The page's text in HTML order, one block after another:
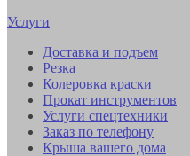
Услуги
Доставка и подъем
Резка
Колеровка краски
Прокат инструментов
Услуги спецтехники
Заказ по телефону
Крыша вашего дома